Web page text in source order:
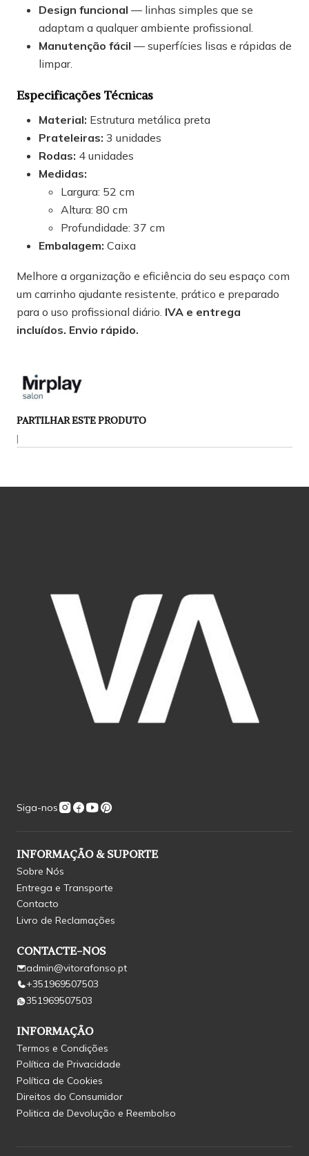
Design funcional — linhas simples que se
adaptam a qualquer ambiente profissional.
Manutenção fácil — superfícies lisas e rápidas de
limpar.
Especificações Técnicas
Material: Estrutura metálica preta
Prateleiras: 3 unidades
Rodas: 4 unidades
Medidas:
Largura: 52 cm
Altura: 80 cm
Profundidade: 37 cm
Embalagem: Caixa
Melhore a organização e eficiência do seu espaço com
um carrinho ajudante resistente, prático e preparado
para o uso profissional diário. IVA e entrega
incluídos. Envio rápido.
PARTILHAR ESTE PRODUTO
|
Siga-nos
INFORMAÇÃO & SUPORTE
Sobre Nós
Entrega e Transporte
Contacto
Livro de Reclamações
CONTACTE-NOS
admin@vitorafonso.pt
+351969507503
351969507503
INFORMAÇÃO
Termos e Condições
Política de Privacidade
Política de Cookies
Direitos do Consumidor
Politica de Devolução e Reembolso